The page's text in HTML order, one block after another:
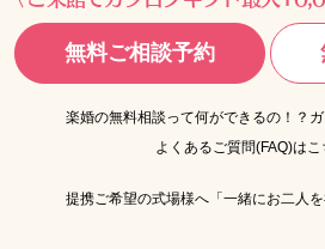
無料ご相談予約
楽婚の無料相談って何ができるの！？
よくあるご質問(FAQ)は
提携ご希望の式場様へ「一緒にお二人を